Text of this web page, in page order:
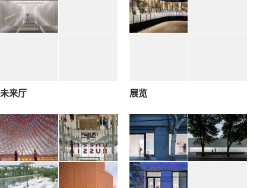
未来厅 展览